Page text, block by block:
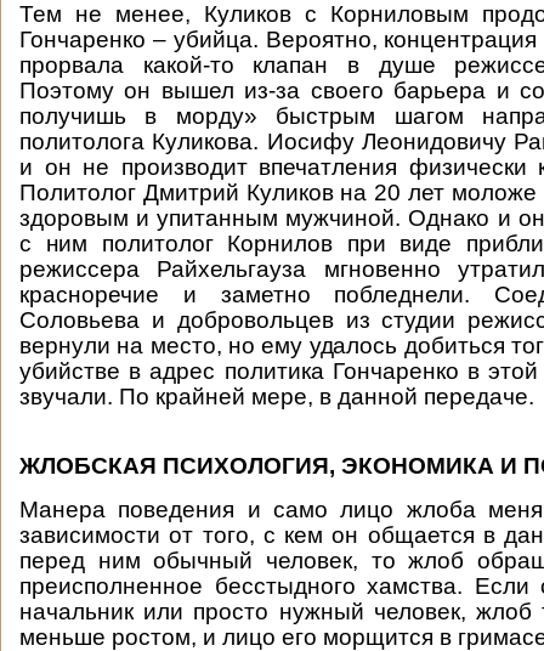
Тем не менее, Куликов с Корниловым
Гончаренко – убийца. Вероятно,
прорвала какой-то клапан в душе
Поэтому он вышел из-за своего барьера и
получишь в морду» быстрым шагом
политолога Куликова. Иосифу Леонидовичу
и он не производит впечатления физически
Политолог Дмитрий Куликов на 20 лет моложе
здоровым и упитанным мужчиной. Однако и
с ним политолог Корнилов при виде
режиссера Райхельгауза мгновенно
красноречие и заметно побледнели.
Соловьева и добровольцев из студии
вернули на место, но ему удалось добиться
убийстве в адрес политика Гончаренко в
звучали. По крайней мере, в данной передаче.
ЖЛОБСКАЯ ПСИХОЛОГИЯ, ЭКОНОМИКА И
Манера поведения и само лицо жлоба
зависимости от того, с кем он общается в
перед ним обычный человек, то жлоб
преисполненное бесстыдного хамства. Если
начальник или просто нужный человек, жлоб
меньше ростом, и лицо его морщится в